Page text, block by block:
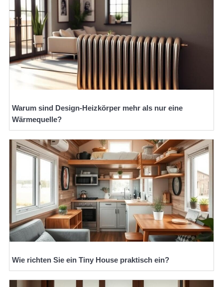
Warum sind Design-Heizkörper mehr als nur eine
Wärmequelle?
Wie richten Sie ein Tiny House praktisch ein?